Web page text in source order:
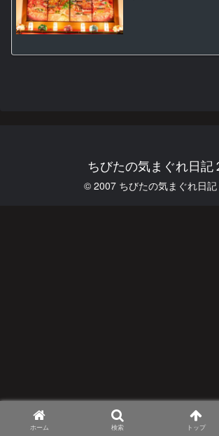
ちびたの気まぐれ日記
© 2007 ちびたの気まぐれ日記
ホーム 検索 トップ